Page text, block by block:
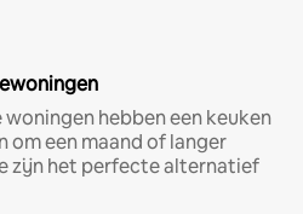
hebben een keuken
om een maand of langer
zijn het perfecte alternatief